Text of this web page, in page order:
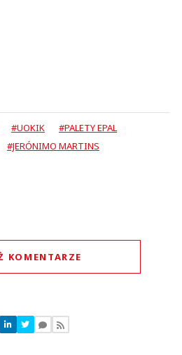
#UOKIK
#PALETY EPAL
#JERÓNIMO MARTINS
KOMENTARZE
komentarzy
komentarze